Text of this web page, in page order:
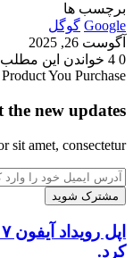
برچسب ها
Google گوگل
آگوست 26, 2025
0
خواندن این مطلب 2 دقیقه زمان میبرد
You Purchase
new updates!
sit amet, consectetur.
آدرس
ایمیل
خود
را
وارد
اپل
رویداد
کرد.